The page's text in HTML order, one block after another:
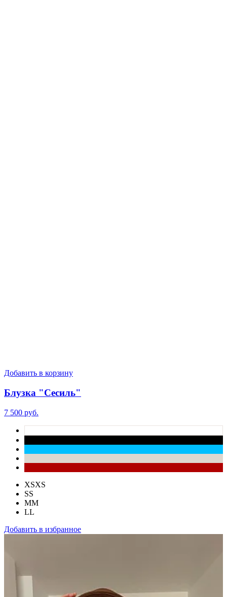
Добавить в корзину
Блузка "Сесиль"
7 500 руб.
XSXS
SS
MM
LL
Добавить в избранное